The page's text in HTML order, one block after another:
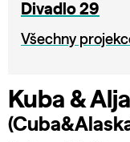
Divadlo 29
Všechny
Kuba &